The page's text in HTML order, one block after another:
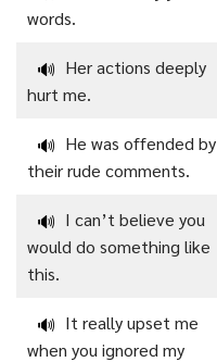
words.
🔊 Her actions deeply
hurt me.
🔊 He was offended by
their rude comments.
🔊 I can’t believe you
would do something like
this.
🔊 It really upset me
when you ignored my